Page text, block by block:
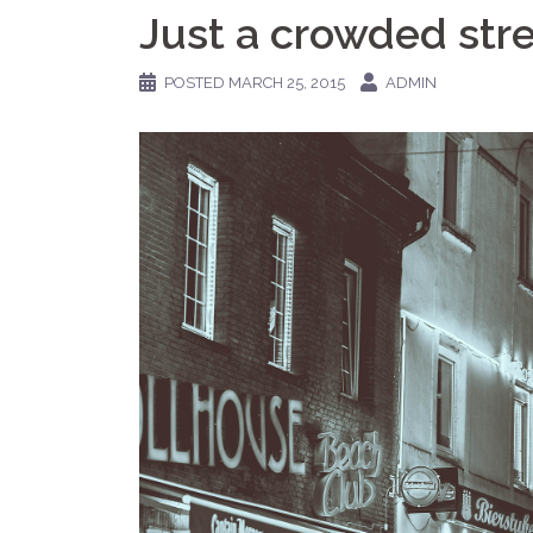
Just a crowded
POSTED MARCH 25, 2015 ADMIN